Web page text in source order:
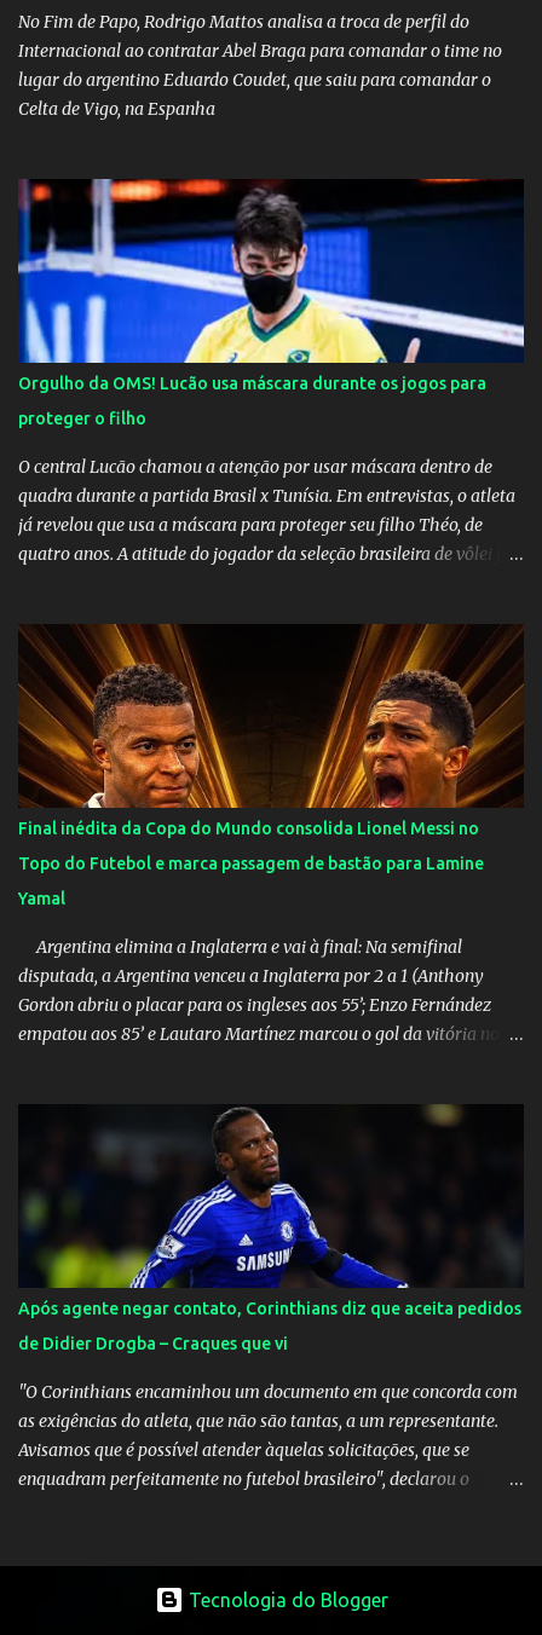
suposta traição do canto...
No Fim de Papo, Rodrigo Mattos analisa a troca de perfil do
Internacional ao contratar Abel Braga para comandar o time no
lugar do argentino Eduardo Coudet, que saiu para comandar o
Celta de Vigo, na Espanha
Orgulho da OMS! Lucão usa máscara durante os jogos para
proteger o filho
O central Lucão chamou a atenção por usar máscara dentro de
quadra durante a partida Brasil x Tunísia. Em entrevistas, o atleta
já revelou que usa a máscara para proteger seu filho Théo, de
quatro anos. A atitude do jogador da seleção brasileira de vôlei foi
China por 5 a 0 na estreia brasileira nas olimpíadas de Tóquio.
Marta marcou duas vezes, Debinha, Andressa Alves e Bia
Zaneratto foram autoras dos gols. Juliette, embaixadora
‎@Globoplay mandou um xero para as meninas e falou do seu
orgulho.
Final inédita da Copa do Mundo consolida Lionel Messi no
Topo do Futebol e marca passagem de bastão para Lamine
Yamal
Argentina elimina a Inglaterra e vai à final: Na semifinal
disputada, a Argentina venceu a Inglaterra por 2 a 1 (Anthony
Gordon abriu o placar para os ingleses aos 55’; Enzo Fernández
empatou aos 85’ e Lautaro Martínez marcou o gol da vitória nos
Inglaterra durante o jogo.
Após agente negar contato, Corinthians diz que aceita pedidos
de Didier Drogba – Craques que vi
"O Corinthians encaminhou um documento em que concorda com
as exigências do atleta, que não são tantas, a um representante.
Avisamos que é possível atender àquelas solicitações, que se
enquadram perfeitamente no futebol brasileiro", declarou o
empresário do marfinense disse que nunca houve negociação com
o clube paulista. "Nós jamais estivemos em contato com o
Tecnologia do Blogger